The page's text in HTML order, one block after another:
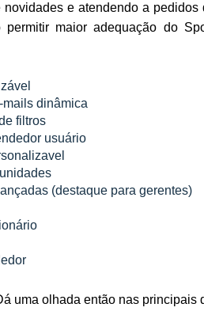
e atendendo a
permitir maior adequação do
dinâmica
filtros
usuário
(destaque para gerentes)
uma olhada então nas principais